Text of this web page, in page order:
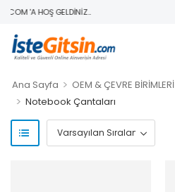
'A HOŞ GELDINIZ..
Ana Sayfa > OEM & ÇEVRE BİRİMLERİ
> Notebook Çantaları